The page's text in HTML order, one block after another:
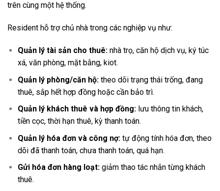
trên cùng một hệ thống.
Resident hỗ trợ chủ nhà trong các nghiệp vụ như:
Quản lý tài sản cho thuê:nhà trọ, căn hộ dịch vụ, ký túc
xá, văn phòng, mặt bằng, kiot.
Quản lý phòng/căn hộ:theo dõi trạng thái trống, đang
thuê, sắp hết hợp đồng hoặc cần bảo trì.
Quản lý khách thuê và hợp đồng:lưu thông tin khách,
tiền cọc, thời hạn thuê, kỳ thanh toán.
Quản lý hóa đơn và công nợ:tự động tính hóa đơn, theo
dõi đã thanh toán, chưa thanh toán, quá hạn.
Gửi hóa đơn hàng loạt:giảm thao tác nhắn từng khách
thuê.